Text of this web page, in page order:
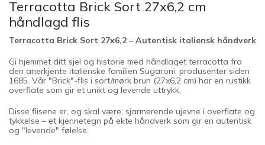
Terracotta Brick Sort 27x6,2 cm
håndlagd flis
Terracotta Brick Sort 27x6,2 – Autentisk italiensk håndverk
Gi hjemmet ditt sjel og historie med håndlaget terracotta fra
den anerkjente italienske familien Sugaroni, produsenter siden
1685. Vår "Brick"-flis i sort/mørk brun (27x6,2 cm) har en rustikk
overflate som gir et unikt og levende uttrykk.
Disse flisene er, og skal være, sjarmerende ujevne i overflate og
tykkelse – et kjennetegn på ekte håndverk som gir en autentisk
og "levende" følelse.